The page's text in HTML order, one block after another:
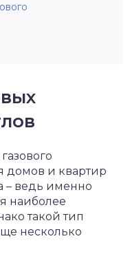
домов и квартир
– ведь именно
наиболее
такой тип
несколько